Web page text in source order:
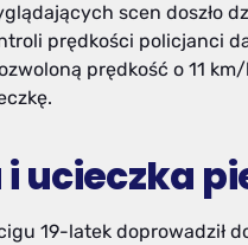
scen doszło
prędkości policjanci
prędkość o 11
i ucieczka
19-latek doprowadził